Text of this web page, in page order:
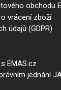
obchodu
vrácení zboží
údajů (GDPR)
EMAS.cz
jednání